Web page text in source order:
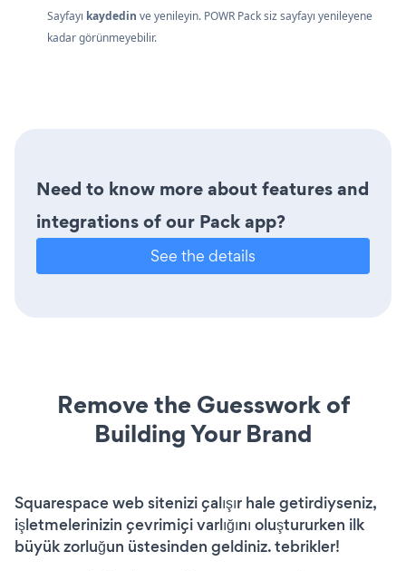
Sayfayı kaydedin ve yenileyin. POWR Pack siz sayfayı yenileyene
kadar görünmeyebilir.
Need to know more about features and
integrations of our Pack app?
See the details
Remove the Guesswork of
Building Your Brand
Squarespace web sitenizi çalışır hale getirdiyseniz,
işletmelerinizin çevrimiçi varlığını oluştururken ilk
büyük zorluğun üstesinden geldiniz. tebrikler!